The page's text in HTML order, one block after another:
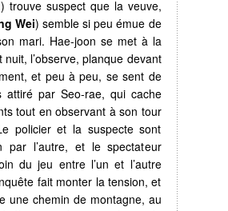
) trouve suspect que la veuve,
Wei) semble si peu émue de
mari. Hae-joon se met à la
nuit, l’observe, planque devant
et peu à peu, se sent de
attiré par Seo-rae, qui cache
tout en observant à son tour
policier et la suspecte sont
par l’autre, et le spectateur
du jeu entre l’un et l’autre
fait monter la tension, et
une chemin de montagne, au